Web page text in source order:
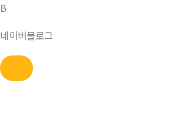
B
네이버블로그